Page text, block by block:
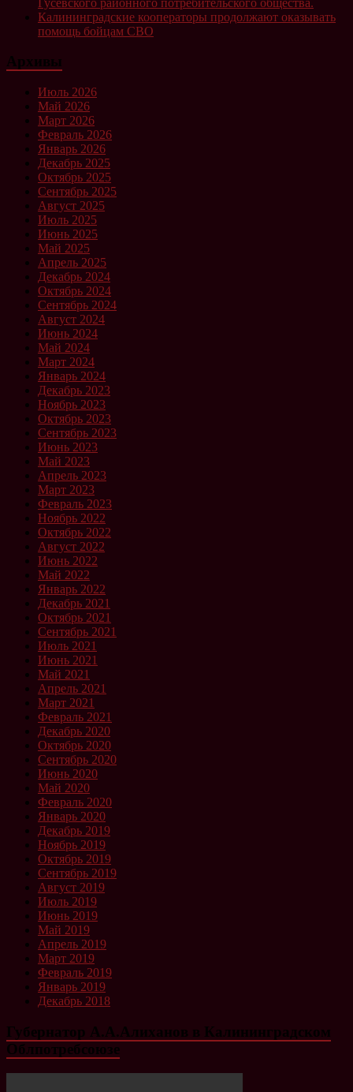
Калининградские кооператоры продолжают оказывать
помощь бойцам СВО
Архивы
Июль 2026
Май 2026
Март 2026
Февраль 2026
Январь 2026
Декабрь 2025
Октябрь 2025
Сентябрь 2025
Август 2025
Июль 2025
Июнь 2025
Май 2025
Апрель 2025
Декабрь 2024
Октябрь 2024
Сентябрь 2024
Август 2024
Июнь 2024
Май 2024
Март 2024
Январь 2024
Декабрь 2023
Ноябрь 2023
Октябрь 2023
Сентябрь 2023
Июнь 2023
Май 2023
Апрель 2023
Март 2023
Февраль 2023
Ноябрь 2022
Октябрь 2022
Август 2022
Июнь 2022
Май 2022
Январь 2022
Декабрь 2021
Октябрь 2021
Сентябрь 2021
Июль 2021
Июнь 2021
Май 2021
Апрель 2021
Март 2021
Февраль 2021
Декабрь 2020
Октябрь 2020
Сентябрь 2020
Июнь 2020
Май 2020
Февраль 2020
Январь 2020
Декабрь 2019
Ноябрь 2019
Октябрь 2019
Сентябрь 2019
Август 2019
Июль 2019
Июнь 2019
Май 2019
Апрель 2019
Март 2019
Февраль 2019
Январь 2019
Декабрь 2018
Губернатор А.А.Алиханов в Калининградском
Облпотребсоюзе